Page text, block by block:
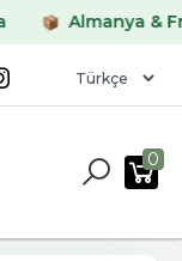
Almanya &
0